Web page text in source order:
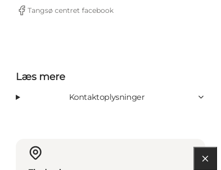
Facebook
Tangsø centret facebook
Læs mere
Kontaktoplysninger